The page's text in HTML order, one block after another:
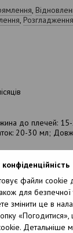
файли cookie
для
змінити це в
Детальніше
,
, Розгладження
до плечей:
20-30 мл;
Cetearyl
Seed Butter,
Alcohol, Orbignya
7,
Parfum,